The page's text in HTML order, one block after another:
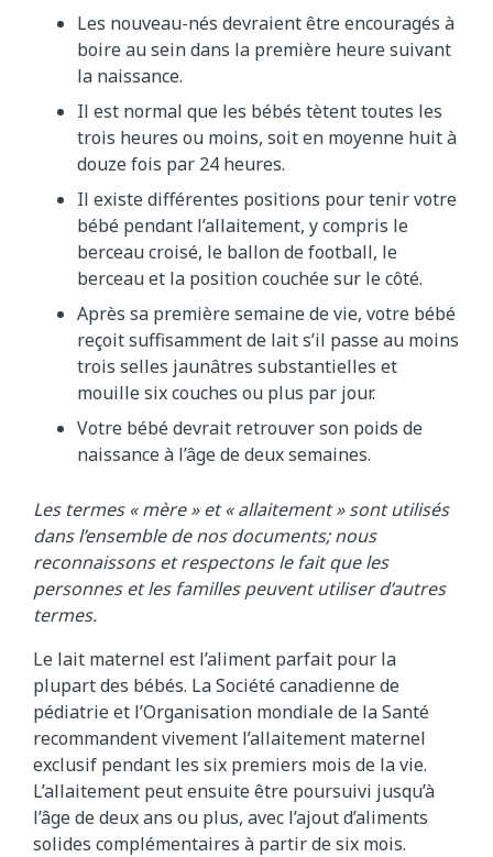
Les nouveau-nés devraient être encouragés à
boire au sein dans la première heure suivant
la naissance.
Il est normal que les bébés tètent toutes les
trois heures ou moins, soit en moyenne huit à
douze fois par 24 heures.
Il existe différentes positions pour tenir votre
bébé pendant l’allaitement, y compris le
berceau croisé, le ballon de football, le
berceau et la position couchée sur le côté.
Après sa première semaine de vie, votre bébé
reçoit suffisamment de lait s’il passe au moins
trois selles jaunâtres substantielles et
mouille six couches ou plus par jour.
Votre bébé devrait retrouver son poids de
naissance à l’âge de deux semaines.
Les termes « mère » et « allaitement » sont utilisés
dans l’ensemble de nos documents; nous
reconnaissons et respectons le fait que les
personnes et les familles peuvent utiliser d’autres
termes.
Le lait maternel est l’aliment parfait pour la
plupart des bébés. La Société canadienne de
pédiatrie et l’Organisation mondiale de la Santé
recommandent vivement l’allaitement maternel
exclusif pendant les six premiers mois de la vie.
L’allaitement peut ensuite être poursuivi jusqu’à
l’âge de deux ans ou plus, avec l’ajout d’aliments
solides complémentaires à partir de six mois.